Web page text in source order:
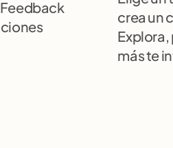
crea un
más te